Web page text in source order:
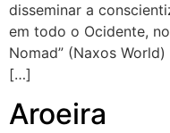
disseminar a
em todo o Ocidente,
Nomad” (Naxos
[…]
Aroeira